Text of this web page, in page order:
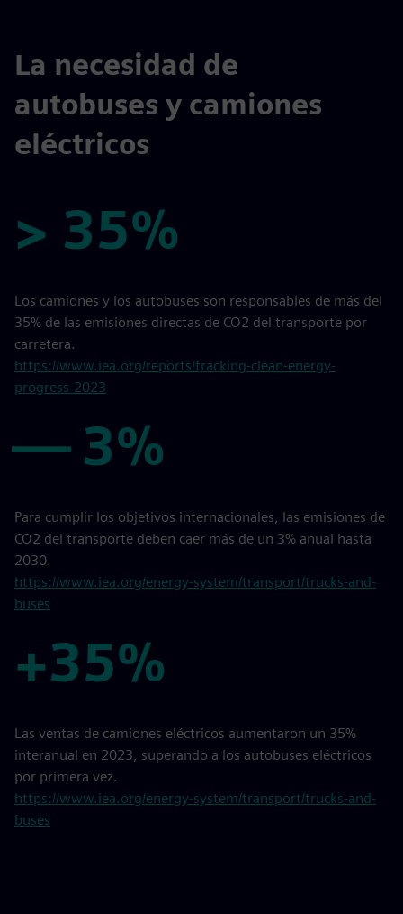
La necesidad de
autobuses y camiones
eléctricos
> 35%
> 35%
Los camiones y los autobuses son responsables de más del
35% de las emisiones directas de CO2 del transporte por
carretera.
https://www.iea.org/reports/tracking-clean-energy-
progress-2023
— 3%
— 3%
Para cumplir los objetivos internacionales, las emisiones de
CO2 del transporte deben caer más de un 3% anual hasta
2030.
https://www.iea.org/energy-system/transport/trucks-and-
buses
+35%
+35%
Las ventas de camiones eléctricos aumentaron un 35%
interanual en 2023, superando a los autobuses eléctricos
por primera vez.
https://www.iea.org/energy-system/transport/trucks-and-
buses